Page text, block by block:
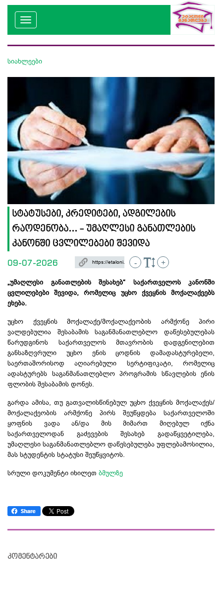
სიახლეები
სტატუსები, კრედიტები, ადგილების
რაოდენობა... - უმაღლესი განათლების
კანონში ცვლილებები შევიდა
09-07-2026 - +
„უმაღლესი განათლების შესახებ“ საქართველოს კანონში
ცვლილებები შევიდა, რომელიც უცხო ქვეყნის მოქალაქეებს
ეხება.
უცხო ქვეყნის მოქალაქე/მოქალაქეობის არმქონე პირი
ვალდებულია შესაბამის საგანმანათლებლო დაწესებულებას
წარუდგინოს საქართველოს მთავრობის დადგენილებით
განსაზღვრული უცხო ენის ცოდნის დამადასტურებელი,
საერთაშორისოდ აღიარებული სერტიფიკატი, რომელიც
ადასტურებს საგანმანათლებლო პროგრამის სწავლების ენის
ფლობის შესაბამის დონეს.
გარდა ამისა, თუ გათვალისწინებულ უცხო ქვეყნის მოქალაქეს/
მოქალაქეობის არმქონე პირს შეუწყდება საქართველოში
ყოფნის ვადა ან/და მის მიმართ მიღებულ იქნა
საქართველოდან გაძევების შესახებ გადაწყვეტილება,
უმაღლესი საგანმანათლებლო დაწესებულება უფლებამოსილია,
მას სტუდენტის სტატუსი შეუწყვიტოს.
სრული დოკუმენტი იხილეთ ბმულზე
კომენტარები